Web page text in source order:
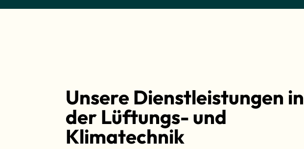
Unsere Dienstleistungen in
der Lüftungs- und
Klimatechnik